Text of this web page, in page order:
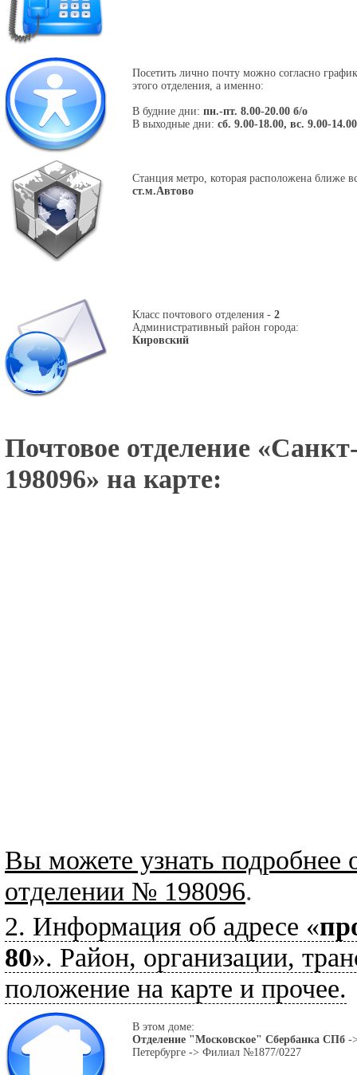
Посетить лично почту можно согласно
этого отделения, а именно:
В будние дни: пн.-пт. 8.00-20.00 б/о
В выходные дни: сб. 9.00-18.00, вс. 9.00-
Станция метро, которая расположена ближе
ст.м.Автово
Класс почтового отделения - 2
Административный район города:
Кировский
Почтовое отделение «
198096» на карте:
Вы можете узнать подробнее
отделении № 198096.
2. Информация об адресе «
80». Район, организации,
положение на карте и прочее.
В этом доме:
Отделение "Московское" Сбербанка СПб -
Петербурге -> Филиал №1877/0227